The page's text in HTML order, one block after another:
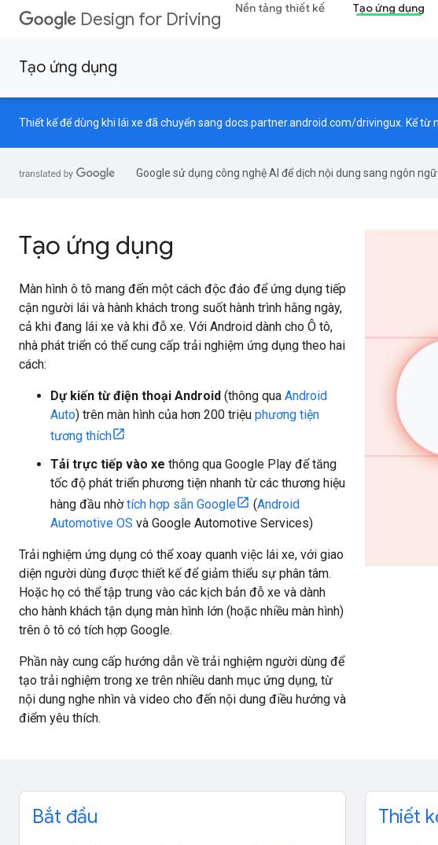
Design for Driving
Nền tảng thiết kế Tạo ứng dụng
Tạo ứng dụng
Thiết kế để dùng khi lái xe đã chuyển sang docs.partner.android.com/drivingux . Kể
Google sử dụng công nghệ AI để dịch nội dung sang ngôn
Tạo ứng dụng
Màn hình ô tô mang đến một cách độc đáo để ứng dụng tiếp
cận người lái và hành khách trong suốt hành trình hằng ngày,
cả khi đang lái xe và khi đỗ xe. Với Android dành cho Ô tô,
nhà phát triển có thể cung cấp trải nghiệm ứng dụng theo hai
cách:
Dự kiến từ điện thoại Android (thông qua Android
Auto) trên màn hình của hơn 200 triệu phương tiện
tương thích
Tải trực tiếp vào xe thông qua Google Play để tăng
tốc độ phát triển phương tiện nhanh từ các thương hiệu
hàng đầu nhờtích hợp sẵn Google (Android
Automotive OS và Google Automotive Services)
Trải nghiệm ứng dụng có thể xoay quanh việc lái xe, với giao
diện người dùng được thiết kế để giảm thiểu sự phân tâm.
Hoặc họ có thể tập trung vào các kịch bản đỗ xe và dành
cho hành khách tận dụng màn hình lớn (hoặc nhiều màn hình)
trên ô tô có tích hợp Google.
Phần này cung cấp hướng dẫn về trải nghiệm người dùng để
tạo trải nghiệm trong xe trên nhiều danh mục ứng dụng, từ
nội dung nghe nhìn và video cho đến nội dung điều hướng và
điểm yêu thích.
Bắt đầu Thiết